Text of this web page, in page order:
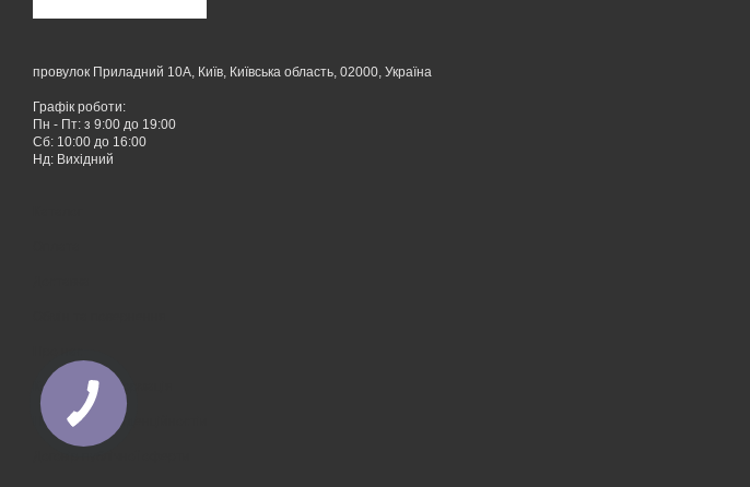
провулок Приладний 10А, Київ, Київська область, 02000, Україна
Графік роботи:
Пн - Пт: з 9:00 до 19:00
Сб: 10:00 до 16:00
Нд: Вихідний
Контактна інформація
Політика конфіденційностіи